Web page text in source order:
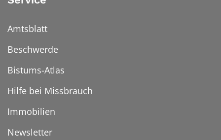
Amtsblatt
Beschwerde
Bistums-Atlas
Hilfe bei Missbrauch
Immobilien
Newsletter